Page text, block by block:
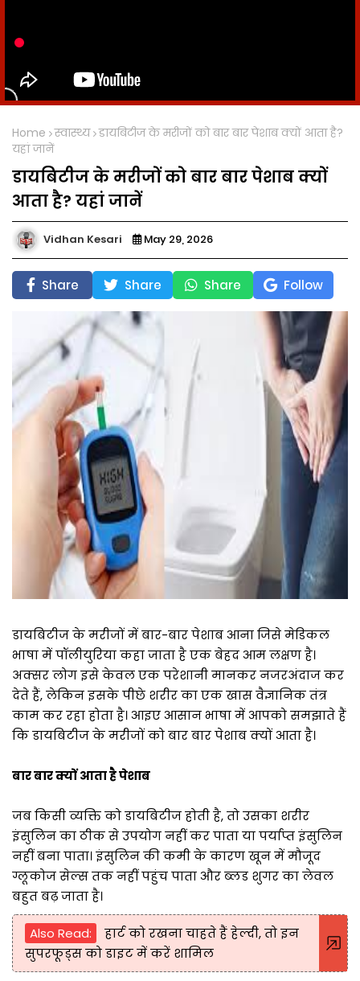
Home स्वास्थ्य डायबिटीज के मरीजों को बार बार पेशाब क्यों आता है?
यहां जानें
डायबिटीज के मरीजों को बार बार पेशाब क्यों
आता है? यहां जानें
Vidhan Kesari May 29, 2026
Share Share Share Follow
डायबिटीज के मरीजों में बार-बार पेशाब आना जिसे मेडिकल
भाषा में पॉलीयुरिया कहा जाता है एक बेहद आम लक्षण है।
अक्सर लोग इसे केवल एक परेशानी मानकर नजरअंदाज कर
देते हैं, लेकिन इसके पीछे शरीर का एक खास वैज्ञानिक तंत्र
काम कर रहा होता है। आइए आसान भाषा में आपको समझाते हैं
कि डायबिटीज के मरीजों को बार बार पेशाब क्यों आता है।
बार बार क्यों आता है पेशाब
जब किसी व्यक्ति को डायबिटीज होती है, तो उसका शरीर
इंसुलिन का ठीक से उपयोग नहीं कर पाता या पर्याप्त इंसुलिन
नहीं बना पाता। इंसुलिन की कमी के कारण खून में मौजूद
ग्लूकोज सेल्स तक नहीं पहुंच पाता और ब्लड शुगर का लेवल
बहुत बढ़ जाता है।
Also Read:
हार्ट को रखना चाहते हैं हेल्दी, तो इन
सुपरफूड्स को डाइट में करें शामिल